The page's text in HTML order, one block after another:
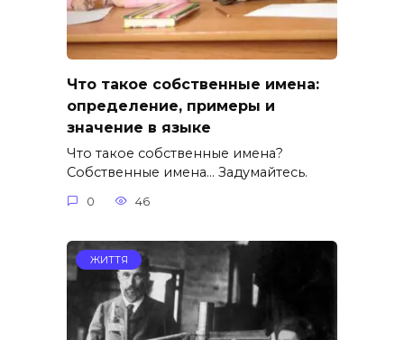
Что такое собственные имена:
определение, примеры и
значение в языке
Что такое собственные имена?
Собственные имена… Задумайтесь.
0 46
ЖИТТЯ